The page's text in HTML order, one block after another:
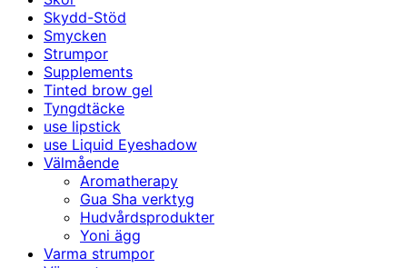
Skydd-Stöd
Smycken
Strumpor
Supplements
Tinted brow gel
Tyngdtäcke
use lipstick
use Liquid Eyeshadow
Välmående
Aromatherapy
Gua Sha verktyg
Hudvårdsprodukter
Yoni ägg
Varma strumpor